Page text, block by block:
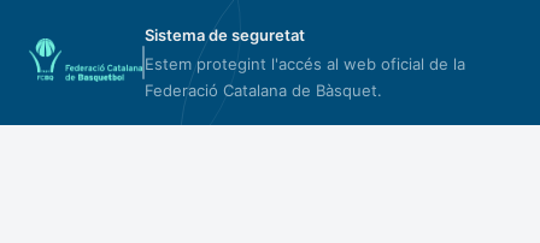
Sistema de seguretat
Estem protegint l'accés al web oficial de la
Federació Catalana de Bàsquet.